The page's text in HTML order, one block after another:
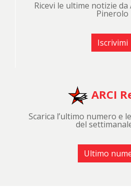
Ricevi le ultime notizie da
Pinerolo
Iscrivimi
ARCI
Scarica l’ultimo numero e
del
Ultimo